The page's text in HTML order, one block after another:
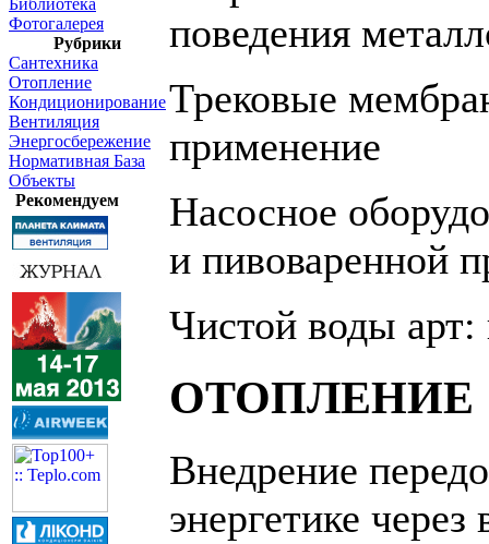
Библиотека
Фотогалерея
Рубрики
Сантехника
Отопление
Кондиционирование
Вентиляция
Энергосбережение
Нормативная База
Объекты
Рекомендуем
поведения
Трековые
применение
Насосное
и пивоваренной
Чистой воды арт:
ОТОПЛЕНИЕ
Внедрение
энергетике